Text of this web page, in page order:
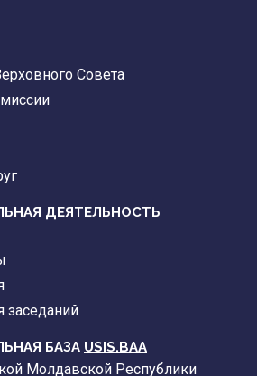
Совета
ДЕЯТЕЛЬНОСТЬ
заседаний
БАЗА USIS.BAA
Молдавской Республики